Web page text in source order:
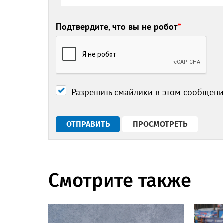
Подтвердите, что вы не робот*
Разрешить смайлики в этом
Смотрите также